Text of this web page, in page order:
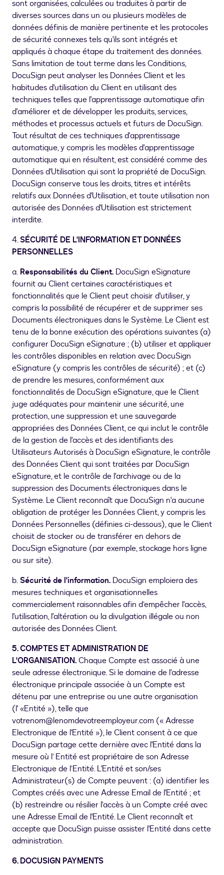
sont organisées, calculées ou traduites à partir de
diverses sources dans un ou plusieurs modèles de
données définis de manière pertinente et les protocoles
de sécurité connexes tels qu'ils sont intégrés et
appliqués à chaque étape du traitement des données.
Sans limitation de tout terme dans les Conditions,
DocuSign peut analyser les Données Client et les
habitudes d'utilisation du Client en utilisant des
techniques telles que l'apprentissage automatique afin
d'améliorer et de développer les produits, services,
méthodes et processus actuels et futurs de DocuSign.
Tout résultat de ces techniques d'apprentissage
automatique, y compris les modèles d'apprentissage
automatique qui en résultent, est considéré comme des
Données d'Utilisation qui sont la propriété de DocuSign.
DocuSign conserve tous les droits, titres et intérêts
relatifs aux Données d'Utilisation, et toute utilisation non
autorisée des Données d'Utilisation est strictement
interdite.
4.SÉCURITÉ DE L'INFORMATION ET DONNÉES
PERSONNELLES
a. Responsabilités du Client. DocuSign eSignature
fournit au Client certaines caractéristiques et
fonctionnalités que le Client peut choisir d'utiliser, y
compris la possibilité de récupérer et de supprimer ses
Documents électroniques dans le Système. Le Client est
tenu de la bonne exécution des opérations suivantes (a)
configurer DocuSign eSignature ; (b) utiliser et appliquer
les contrôles disponibles en relation avec DocuSign
eSignature (y compris les contrôles de sécurité) ; et (c)
de prendre les mesures, conformément aux
fonctionnalités de DocuSign eSignature, que le Client
juge adéquates pour maintenir une sécurité, une
protection, une suppression et une sauvegarde
appropriées des Données Client, ce qui inclut le contrôle
de la gestion de l'accès et des identifiants des
Utilisateurs Autorisés à DocuSign eSignature, le contrôle
des Données Client qui sont traitées par DocuSign
eSignature, et le contrôle de l'archivage ou de la
suppression des Documents électroniques dans le
Système. Le Client reconnaît que DocuSign n'a aucune
obligation de protéger les Données Client, y compris les
Données Personnelles (définies ci-dessous), que le Client
choisit de stocker ou de transférer en dehors de
DocuSign eSignature (par exemple, stockage hors ligne
ou sur site).
b.Sécurité de l'information. DocuSign emploiera des
mesures techniques et organisationnelles
commercialement raisonnables afin d’empêcher l'accès,
l'utilisation, l'altération ou la divulgation illégale ou non
autorisée des Données Client.
5. COMPTES ET ADMINISTRATION DE
L'ORGANISATION.Chaque Compte est associé à une
seule adresse électronique. Si le domaine de l'adresse
électronique principale associée à un Compte est
détenu par une entreprise ou une autre organisation
(l' «Entité »), telle que
votrenom@lenomdevotreemployeur.com (« Adresse
Electronique de l'Entité »), le Client consent à ce que
DocuSign partage cette dernière avec l'Entité dans la
mesure où l’ Entité est propriétaire de son Adresse
Electronique de l’Entité. L'Entité et son/ses
Administrateur(s) de Compte peuvent : (a) identifier les
Comptes créés avec une Adresse Email de l'Entité ; et
(b) restreindre ou résilier l'accès à un Compte créé avec
une Adresse Email de l'Entité. Le Client reconnaît et
accepte que DocuSign puisse assister l'Entité dans cette
administration.
6. DOCUSIGN PAYMENTS